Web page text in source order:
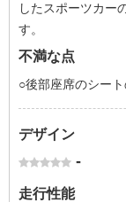
したスポーツカー
す。
不満な点
○後部座席のシー
デザイン
-
走行性能